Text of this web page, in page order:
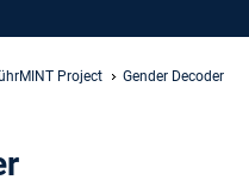
Project
Gender Decoder